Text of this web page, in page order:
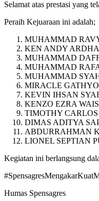
Selamat atas prestasi yang
Peraih Kejuaraan ini adalah;
MUHAMMAD
KEN ANDY
MUHAMMAD
MUHAMMAD
MUHAMMAD
MIRACLE
KEVIN IHSAN
KENZO EZRA
TIMOTHY
DIMAS ADITYA
ABDURRAHMAN
LIONEL SEPTIAN
Kegiatan ini berlangsung
Humas Spensagres